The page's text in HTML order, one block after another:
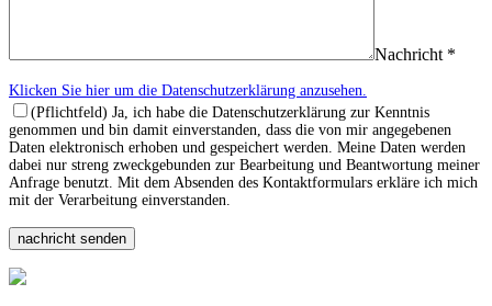
Nachricht *
Klicken Sie hier um die Datenschutzerklärung anzusehen.
(Pflichtfeld) Ja, ich habe die Datenschutzerklärung zur Kenntnis
genommen und bin damit einverstanden, dass die von mir angegebenen
Daten elektronisch erhoben und gespeichert werden. Meine Daten werden
dabei nur streng zweckgebunden zur Bearbeitung und Beantwortung meiner
Anfrage benutzt. Mit dem Absenden des Kontaktformulars erkläre ich mich
mit der Verarbeitung einverstanden.